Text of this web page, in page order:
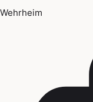
Wehrheim